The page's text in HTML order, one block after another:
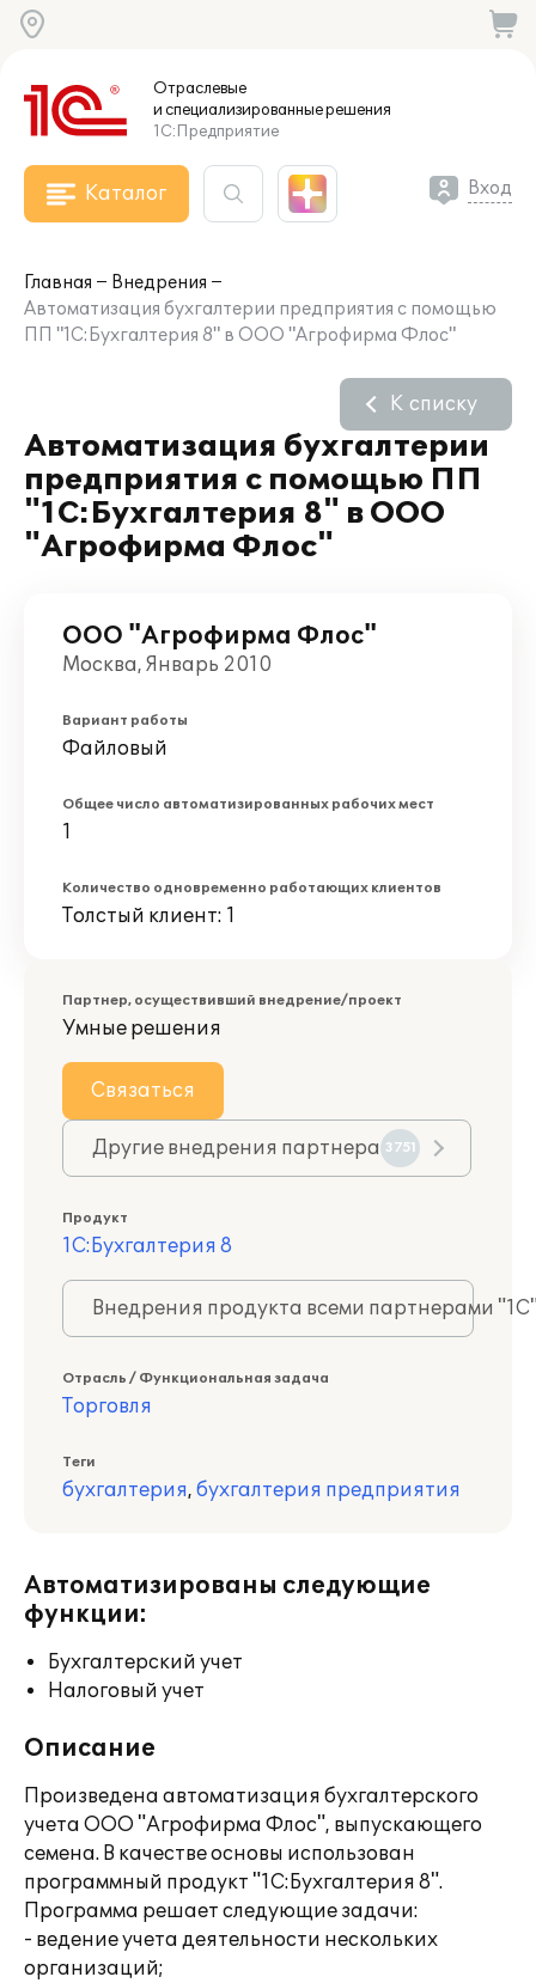
Отраслевые
и специализированныерешения
1С:Предприятие
Каталог Вход
Главная
Внедрения
Автоматизация бухгалтерии предприятия с помощью
ПП "1С:Бухгалтерия 8" в ООО "Агрофирма Флос"
Автоматизация бухгалтерии
предприятия с помощью ПП
"1С:Бухгалтерия 8" в ООО
"Агрофирма Флос"
К списку
ООО "Агрофирма Флос"
Москва, Январь 2010
Вариант работы
Файловый
Общее число автоматизированных рабочих мест
1
Количество одновременно работающих клиентов
Толстый клиент: 1
Партнер, осуществивший внедрение/проект
Умные решения
Связаться
Другие внедрения партнера 3751
Продукт
1С:Бухгалтерия 8
Внедрения продукта всеми партнерами
Отрасль / Функциональная задача
Торговля
Теги
бухгалтерия, бухгалтерия предприятия
Автоматизированы следующие
функции:
Бухгалтерский учет
Налоговый учет
Описание
Произведена автоматизация бухгалтерского
учета ООО "Агрофирма Флос", выпускающего
семена. В качестве основы использован
программный продукт "1С:Бухгалтерия 8".
Программа решает следующие задачи:
- ведение учета деятельности нескольких
организаций;